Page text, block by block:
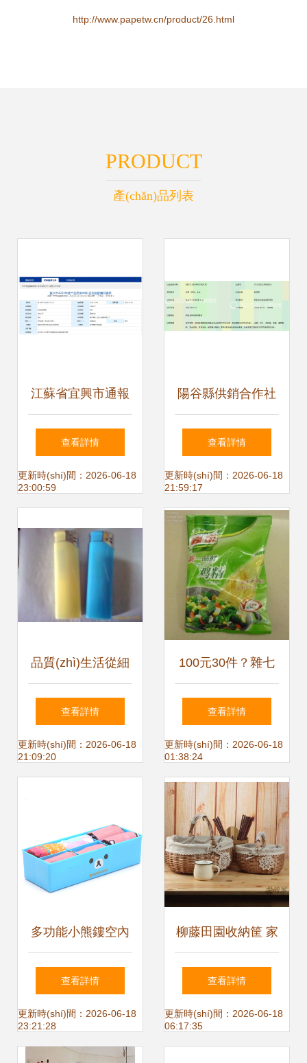
http://www.papetw.cn/product/26.html
PRODUCT
產(chǎn)品列表
江蘇省宜興市通報
(bào)2023年度產
(chǎn)品質(zhì)量
查情況 日用雜品專
項(xiàng)分析
查看詳情
更新時(shí)間：2026-06-18
23:00:59
陽谷縣供銷合作社
壽張中心社閆集綜
合村級(jí)服務(wù)
站 日用雜品供應
(yīng)的鄉(xiāng)
村樞紐
查看詳情
更新時(shí)間：2026-06-18
21:59:17
品質(zhì)生活從細
(xì)節(jié)開始 濟
(jì)南進(jìn)標(biāo)
用雜品探秘
查看詳情
更新時(shí)間：2026-06-18
21:09:20
100元30件？雜七
雜八一堆日用品，
真香！
查看詳情
更新時(shí)間：2026-06-18
01:38:24
多功能小熊鏤空內
(nèi)衣收納盒 桌面
與抽屜的優(yōu)雅
整理方案
查看詳情
更新時(shí)間：2026-06-18
23:21:28
柳藤田園收納筐 家
居日用中的自然美
學(xué)與實(shí)用
查看詳情
更新時(shí)間：2026-06-18
06:17:35